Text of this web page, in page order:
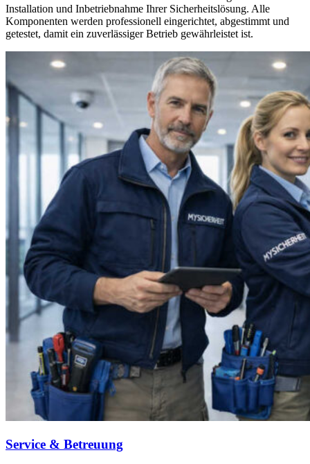
Installation und Inbetriebnahme Ihrer Sicherheitslösung. Alle
Komponenten werden professionell eingerichtet, abgestimmt und
getestet, damit ein zuverlässiger Betrieb gewährleistet ist.
Service & Betreuung